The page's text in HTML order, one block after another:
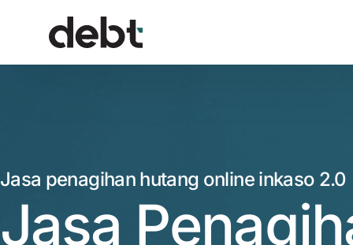
Jasa penagihan hutang online inkaso 2.0
Jasa